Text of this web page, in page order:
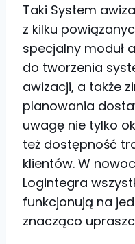
Taki System
z kilku
specjalny moduł
do tworzenia
awizacji, a także
planowania
uwagę nie tylko
też dostępność
klientów. W
Logintegra
funkcjonują na
znacząco